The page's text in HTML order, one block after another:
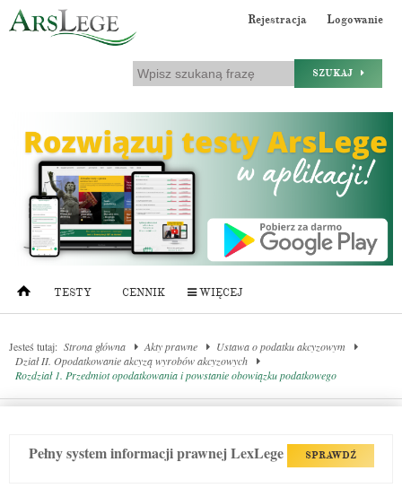
Rejestracja Logowanie
SZUKAJ
TESTY CENNIK WIĘCEJ
Jesteś tutaj: Strona główna Akty prawne
Ustawa o podatku akcyzowym
Dział II. Opodatkowanie akcyzą wyrobów akcyzowych
Rozdział 1. Przedmiot opodatkowania i powstanie obowiązku podatkowego
Pełny system informacji prawnej LexLege SPRAWDŹ